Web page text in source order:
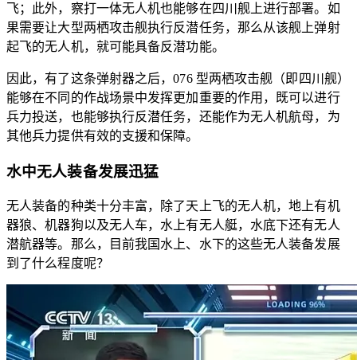
飞；此外，察打一体无人机也能够在四川舰上进行部署。如
果需要让大型两栖攻击舰执行反潜任务，那么从该舰上弹射
起飞的无人机，就可能具备反潜功能。
因此，有了这条弹射器之后，076 型两栖攻击舰（即四川舰）
能够在不同的作战场景中发挥更加重要的作用，既可以进行
兵力投送，也能够执行反潜任务，还能作为无人机航母，为
其他兵力提供有效的支援和保障。
水中无人装备发展迅猛
无人装备的种类十分丰富，除了天上飞的无人机，地上有机
器狼、机器狗以及无人车，水上有无人艇，水底下还有无人
潜航器等。那么，目前我国水上、水下的这些无人装备发展
到了什么程度呢？